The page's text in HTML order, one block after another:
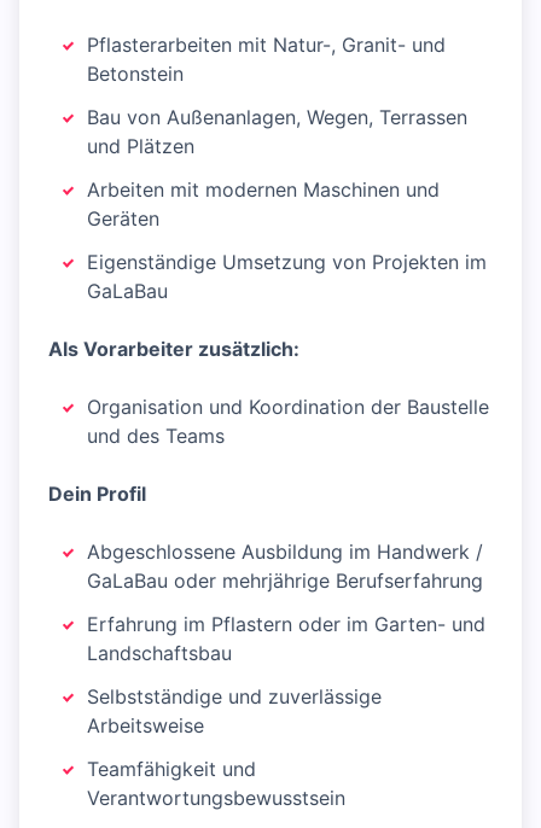
Pflasterarbeiten mit Natur-, Granit- und
Betonstein
Bau von Außenanlagen, Wegen, Terrassen
und Plätzen
Arbeiten mit modernen Maschinen und
Geräten
Eigenständige Umsetzung von Projekten im
GaLaBau
Als Vorarbeiter zusätzlich:
Organisation und Koordination der Baustelle
und des Teams
Dein Profil
Abgeschlossene Ausbildung im Handwerk /
GaLaBau oder mehrjährige Berufserfahrung
Erfahrung im Pflastern oder im Garten- und
Landschaftsbau
Selbstständige und zuverlässige
Arbeitsweise
Teamfähigkeit und
Verantwortungsbewusstsein